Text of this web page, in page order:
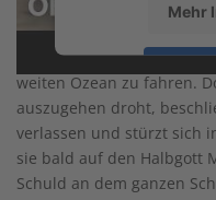
Mehr
powered by
Häuptlings-Tochter
Volk verboten ist, mit den
weiten Ozean zu fahren.
auszugehen droht,
verlassen und stürzt sich
sie bald auf den Halbgott
Schuld an dem ganzen